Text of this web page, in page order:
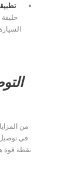
من
في
نقطة قوة